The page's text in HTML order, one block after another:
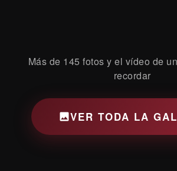
Más de 145 fotos y el vídeo de
recordar
VER TODA LA